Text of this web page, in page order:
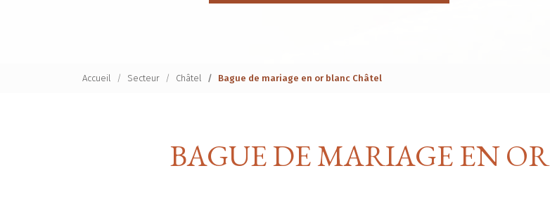
Accueil Secteur Châtel Bague de mariage en or blanc Châtel
BAGUE DE MARIAGE EN